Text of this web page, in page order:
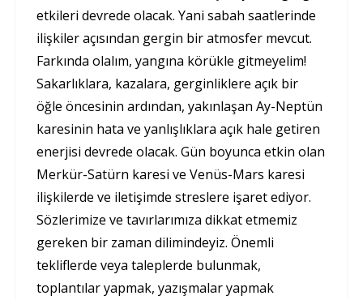
etkileri devrede olacak. Yani sabah saatlerinde
ilişkiler açısından gergin bir atmosfer mevcut.
Farkında olalım, yangına körükle gitmeyelim!
Sakarlıklara, kazalara, gerginliklere açık bir
öğle öncesinin ardından, yakınlaşan Ay-Neptün
karesinin hata ve yanlışlıklara açık hale getiren
enerjisi devrede olacak. Gün boyunca etkin olan
Merkür-Satürn karesi ve Venüs-Mars karesi
ilişkilerde ve iletişimde streslere işaret ediyor.
Sözlerimize ve tavırlarımıza dikkat etmemiz
gereken bir zaman dilimindeyiz. Önemli
tekliflerde veya taleplerde bulunmak,
toplantılar yapmak, yazışmalar yapmak